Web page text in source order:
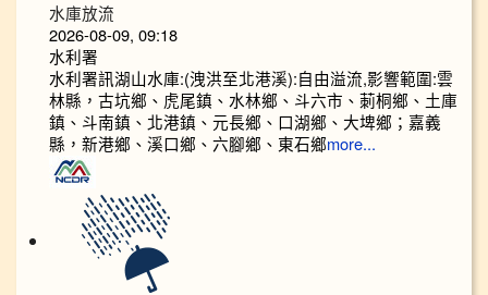
水庫放流
2026-08-09, 09:18
水利署
水利署訊湖山水庫:(洩洪至北港溪):自由溢流,影響範圍:雲
林縣，古坑鄉、虎尾鎮、水林鄉、斗六市、莿桐鄉、土庫
鎮、斗南鎮、北港鎮、元長鄉、口湖鄉、大埤鄉；嘉義
縣，新港鄉、溪口鄉、六腳鄉、東石鄉more...